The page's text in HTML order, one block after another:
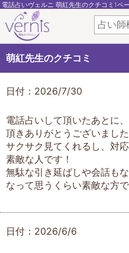
電話占いヴェルニ 萌紅先生のクチコミ1ペ
萌紅先生のクチコミ
日付：2026/7/30
電話占いして頂いたあとに
頂きありがとうございまし
サクサク見てくれるし、対
素敵な人です！
無駄な引き延ばしや会話も
なって思うくらい素敵な方
日付：2026/6/6